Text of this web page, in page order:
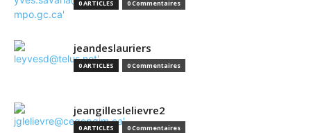
0 ARTICLES 0 Commentaires
jeandeslauriers
0 ARTICLES 0 Commentaires
jeangilleslelievre2
0 ARTICLES 0 Commentaires